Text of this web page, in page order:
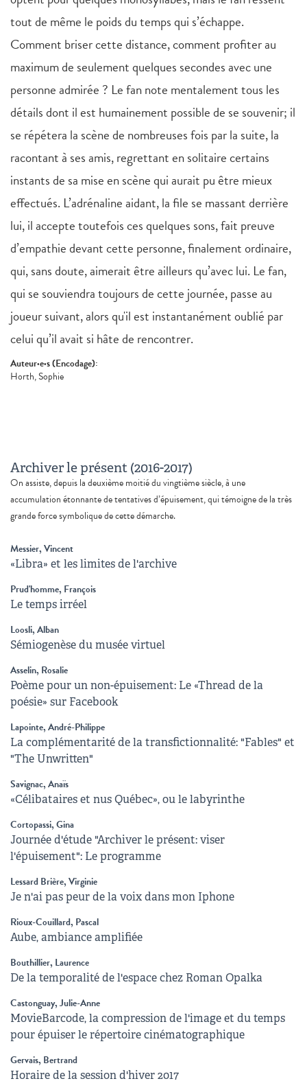
tout de même le poids du temps qui s’échappe.
Comment briser cette distance, comment profiter au
maximum de seulement quelques secondes avec une
personne admirée ? Le fan note mentalement tous les
détails dont il est humainement possible de se souvenir; il
se répétera la scène de nombreuses fois par la suite, la
racontant à ses amis, regrettant en solitaire certains
instants de sa mise en scène qui aurait pu être mieux
effectués. L’adrénaline aidant, la file se massant derrière
lui, il accepte toutefois ces quelques sons, fait preuve
d’empathie devant cette personne, finalement ordinaire,
qui, sans doute, aimerait être ailleurs qu’avec lui. Le fan,
qui se souviendra toujours de cette journée, passe au
joueur suivant, alors qu'il est instantanément oublié par
celui qu’il avait si hâte de rencontrer.
Auteur·e·s (Encodage):
Horth, Sophie
Archiver le présent (2016-2017)
On assiste, depuis la deuxième moitié du vingtième siècle, à une
accumulation étonnante de tentatives d’épuisement, qui témoigne de la très
grande force symbolique de cette démarche.
Messier, Vincent
«Libra» et les limites de l'archive
Prud'homme, François
Le temps irréel
Loosli, Alban
Sémiogenèse du musée virtuel
Asselin, Rosalie
Poème pour un non-épuisement: Le «Thread de la
poésie» sur Facebook
Lapointe, André-Philippe
La complémentarité de la transfictionnalité: "Fables" et
"The Unwritten"
Savignac, Anaïs
«Célibataires et nus Québec», ou le labyrinthe
Cortopassi, Gina
Journée d'étude "Archiver le présent: viser
l'épuisement": Le programme
Lessard Brière, Virginie
Je n'ai pas peur de la voix dans mon Iphone
Rioux-Couillard, Pascal
Aube, ambiance amplifiée
Bouthillier, Laurence
De la temporalité de l'espace chez Roman Opalka
Castonguay, Julie-Anne
MovieBarcode, la compression de l'image et du temps
pour épuiser le répertoire cinématographique
Gervais, Bertrand
Horaire de la session d'hiver 2017